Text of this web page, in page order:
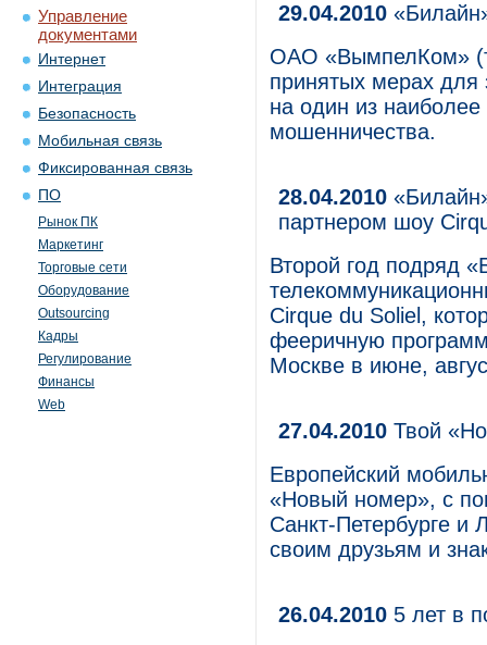
Управление
документами
Интернет
Интеграция
Безопасность
Мобильная связь
Фиксированная связь
ПО
Рынок ПК
Маркетинг
Торговые сети
Оборудование
Outsourcing
Кадры
Регулирование
Финансы
Web
29.04.2010
ОАО «ВымпелКом»
принятых мерах для
на один из
мошенничества.
28.04.2010
партнером шоу
Второй год подряд
Cirque du Soliel,
фееричную
Москве в июне,
27.04.2010 Твой
Европейский
«Новый номер», с
Санкт-Петербурге и
своим друзьям и
26.04.2010 5 лет в